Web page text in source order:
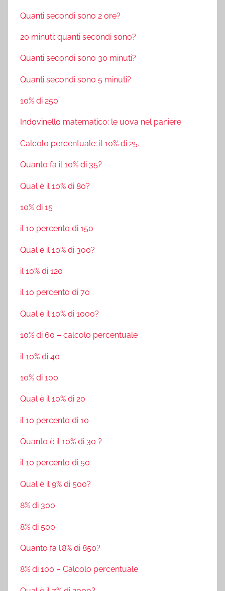
Quanti secondi sono 2 ore?
20 minuti: quanti secondi sono?
Quanti secondi sono 30 minuti?
Quanti secondi sono 5 minuti?
10% di 250
Indovinello matematico: le uova nel paniere
Calcolo percentuale: il 10% di 25.
Quanto fa il 10% di 35?
Qual è il 10% di 80?
10% di 15
il 10 percento di 150
Qual è il 10% di 300?
il 10% di 120
il 10 percento di 70
Qual è il 10% di 1000?
10% di 60 – calcolo percentuale
il 10% di 40
10% di 100
Qual è il 10% di 20
il 10 percento di 10
Quanto è il 10% di 30 ?
il 10 percento di 50
Qual è il 9% di 500?
8% di 300
8% di 500
Quanto fa l’8% di 850?
8% di 100 – Calcolo percentuale